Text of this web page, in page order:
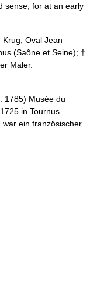
sense, for at an early
Oval Jean
(Saône et Seine); †
Maler.
1785) Musée du
in Tournus
ein französischer